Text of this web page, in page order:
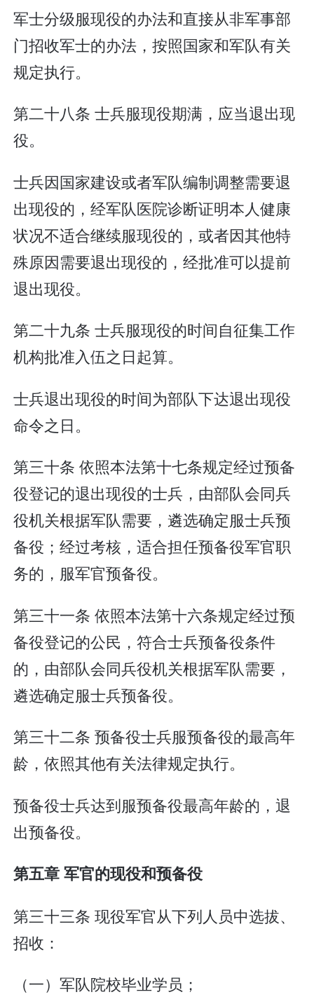
军士分级服现役的办法和直接从非军事部
门招收军士的办法，按照国家和军队有关
规定执行。
第二十八条 士兵服现役期满，应当退出现
役。
士兵因国家建设或者军队编制调整需要退
出现役的，经军队医院诊断证明本人健康
状况不适合继续服现役的，或者因其他特
殊原因需要退出现役的，经批准可以提前
退出现役。
第二十九条 士兵服现役的时间自征集工作
机构批准入伍之日起算。
士兵退出现役的时间为部队下达退出现役
命令之日。
第三十条 依照本法第十七条规定经过预备
役登记的退出现役的士兵，由部队会同兵
役机关根据军队需要，遴选确定服士兵预
备役；经过考核，适合担任预备役军官职
务的，服军官预备役。
第三十一条 依照本法第十六条规定经过预
备役登记的公民，符合士兵预备役条件
的，由部队会同兵役机关根据军队需要，
遴选确定服士兵预备役。
第三十二条 预备役士兵服预备役的最高年
龄，依照其他有关法律规定执行。
预备役士兵达到服预备役最高年龄的，退
出预备役。
第五章 军官的现役和预备役
第三十三条 现役军官从下列人员中选拔、
招收：
（一）军队院校毕业学员；